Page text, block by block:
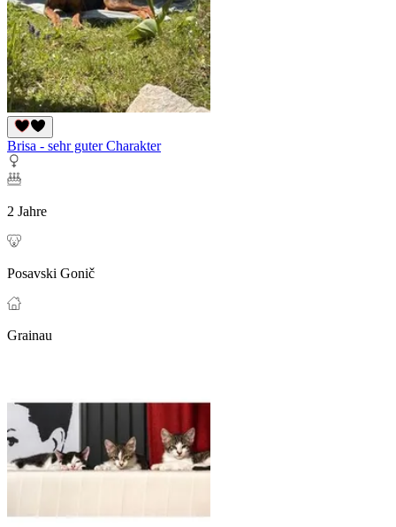
Brisa - sehr guter Charakter
2 Jahre
Posavski Gonič
Grainau